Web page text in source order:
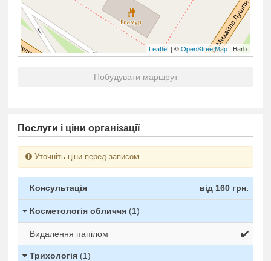
Leaflet | ©OpenStreetMap | Barb
Побудувати маршрут
Послуги і ціни організації
Уточніть ціни перед записом
Консультація від 160 грн.
Косметологія обличчя (1)
Видалення папілом ✔️
Трихологія (1)